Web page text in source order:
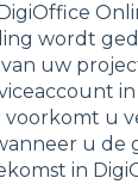
wordt
uw
voorkomt u
u de
in